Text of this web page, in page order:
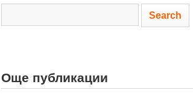
Още публикации